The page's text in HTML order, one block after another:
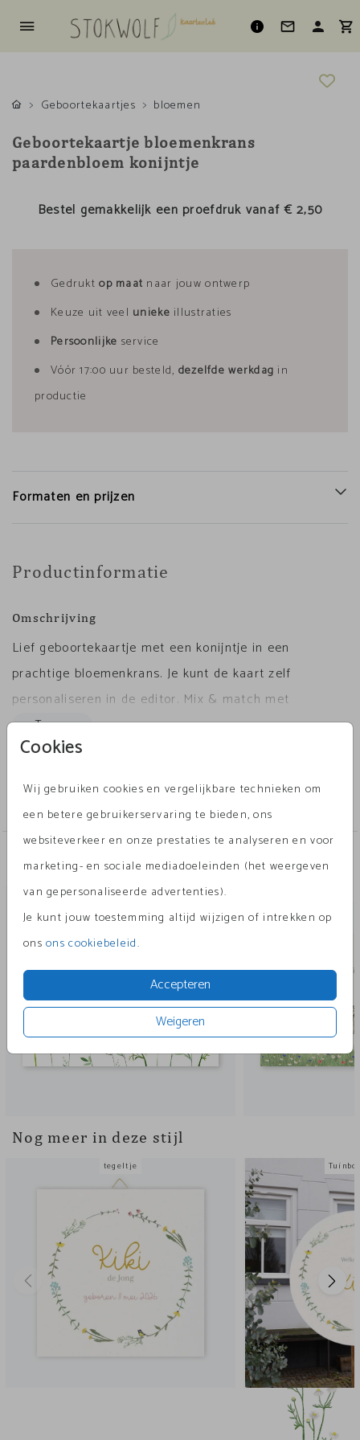
Cookies
Wij gebruiken cookies en vergelijkbare technieken om
een betere gebruikerservaring te bieden, ons
websiteverkeer en onze prestaties te analyseren en voor
marketing- en sociale mediadoeleinden (het weergeven
van gepersonaliseerde advertenties).
Je kunt jouw toestemming altijd wijzigen of intrekken op
onsons cookiebeleid.
Accepteren
Weigeren
Geboortekaartjes
bloemen
Geboortekaartje bloemenkrans
paardenbloem konijntje
Bestel gemakkelijk een proefdruk vanaf€ 2,50
Gedruktop maat naar jouw ontwerp
Keuze uit veel unieke illustraties
Persoonlijke service
Vóór 17:00 uur besteld, dezelfde werkdag in
productie
Formaten en prijzen
Productinformatie
Omschrijving
Lief geboortekaartje met een konijntje in een
prachtige bloemenkrans. Je kunt de kaart zelf
personaliseren in de editor. Mix & match met
verschillende illustraties en kleuren om een uniek
geboortekaartje te creëren dat perfect past bij je
Toon meer
bloemen
Andere leuke ontwerpen
geboortekaartje
Nog meer in deze stijl
tegeltje